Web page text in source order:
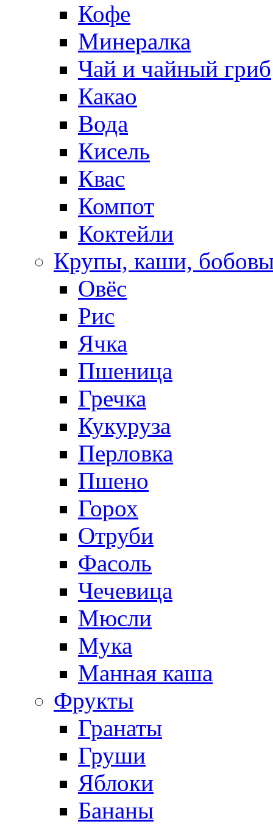
Кофе
Минералка
Чай и чайный гриб
Какао
Вода
Кисель
Квас
Компот
Коктейли
Крупы, каши,
Овёс
Рис
Ячка
Пшеница
Гречка
Кукуруза
Перловка
Пшено
Горох
Отруби
Фасоль
Чечевица
Мюсли
Мука
Манная каша
Фрукты
Гранаты
Груши
Яблоки
Бананы